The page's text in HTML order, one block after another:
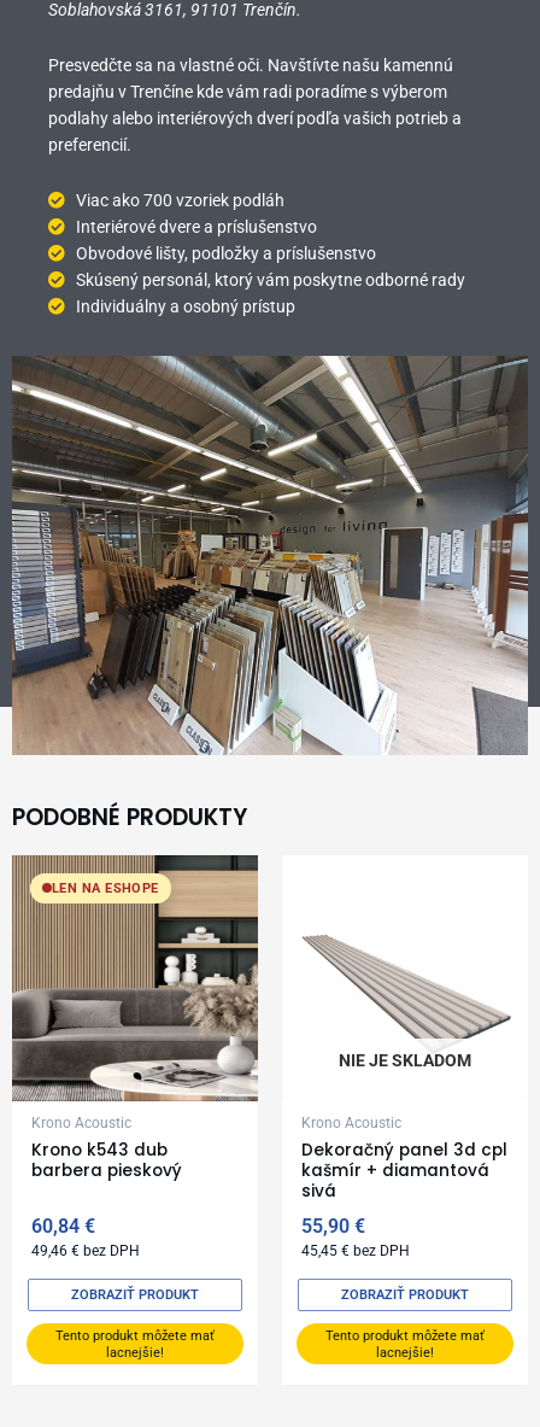
Soblahovská 3161, 91101 Trenčín.
Presvedčte sa na vlastné oči. Navštívte našu kamennú
predajňu v Trenčíne kde vám radi poradíme s výberom
podlahy alebo interiérových dverí podľa vašich potrieb a
preferencií.
Viac ako 700 vzoriek podláh
Interiérové dvere a príslušenstvo
Obvodové lišty, podložky a príslušenstvo
Skúsený personál, ktorý vám poskytne odborné rady
Individuálny a osobný prístup
PODOBNÉ PRODUKTY
LEN NA ESHOPE
Krono Acoustic
Krono k543 dub
barbera pieskový
60,84€
49,46€ bez DPH
Tento produkt môžete mať
lacnejšie!
ZOBRAZIŤ PRODUKT
NIE JE SKLADOM
Krono Acoustic
Dekoračný panel 3d cpl
kašmír + diamantová
sivá
55,90€
45,45€ bez DPH
Tento produkt môžete mať
lacnejšie!
ZOBRAZIŤ PRODUKT